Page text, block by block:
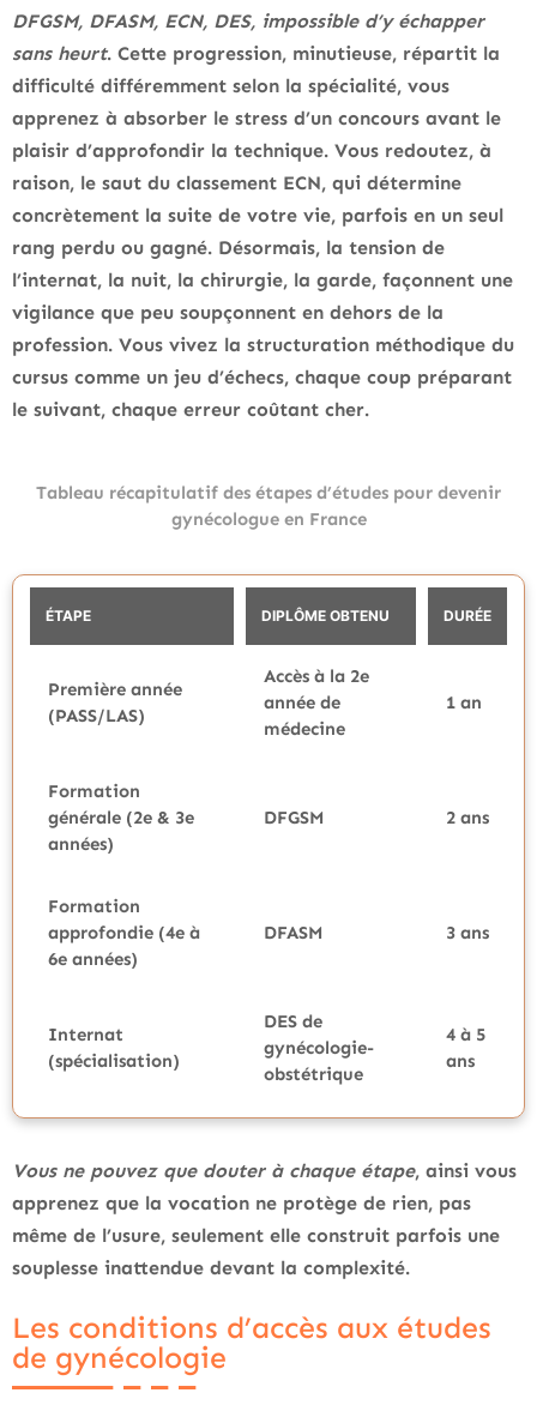
DFGSM, DFASM, ECN, DES, impossible d’y échapper
sans heurt. Cette progression, minutieuse, répartit la
difficulté différemment selon la spécialité, vous
apprenez à absorber le stress d’un concours avant le
plaisir d’approfondir la technique. Vous redoutez, à
raison, le saut du classement ECN, qui détermine
concrètement la suite de votre vie, parfois en un seul
rang perdu ou gagné. Désormais, la tension de
l’internat, la nuit, la chirurgie, la garde, façonnent une
vigilance que peu soupçonnent en dehors de la
profession. Vous vivez la structuration méthodique du
cursus comme un jeu d’échecs, chaque coup préparant
le suivant, chaque erreur coûtant cher.
Tableau récapitulatif des étapes d’études pour devenir
gynécologue en France
ÉTAPE DIPLÔME OBTENU DURÉE
Première année
(PASS/LAS)
Accès à la 2e
année de
médecine
1 an
Formation
générale (2e & 3e
années)
DFGSM 2 ans
Formation
approfondie (4e à
6e années)
DFASM 3 ans
Internat
(spécialisation)
DES de
gynécologie-
obstétrique
4 à 5
ans
Vous ne pouvez que douter à chaque étape, ainsi vous
apprenez que la vocation ne protège de rien, pas
même de l’usure, seulement elle construit parfois une
souplesse inattendue devant la complexité.
Les conditions d’accès aux études
de gynécologie